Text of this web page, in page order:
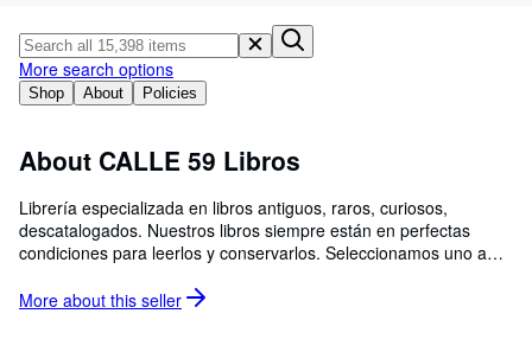
Art & Collectables
Textbooks
Sellers
Help
Shop About Policies
More search options
About CALLE 59 Libros
Librería especializada en libros antiguos, raros, curiosos,
descatalogados. Nuestros libros siempre están en perfectas
condiciones para leerlos y conservarlos. Seleccionamos uno a
traducciones, los ejemplares más cuidados. Libros únicos.
More about this seller